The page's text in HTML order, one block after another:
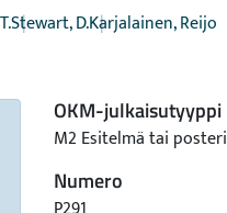
Stewart, D.Karjalainen, Reijo
OKM-julkaisutyyppi
M2 Esitelmä tai posteri
Numero